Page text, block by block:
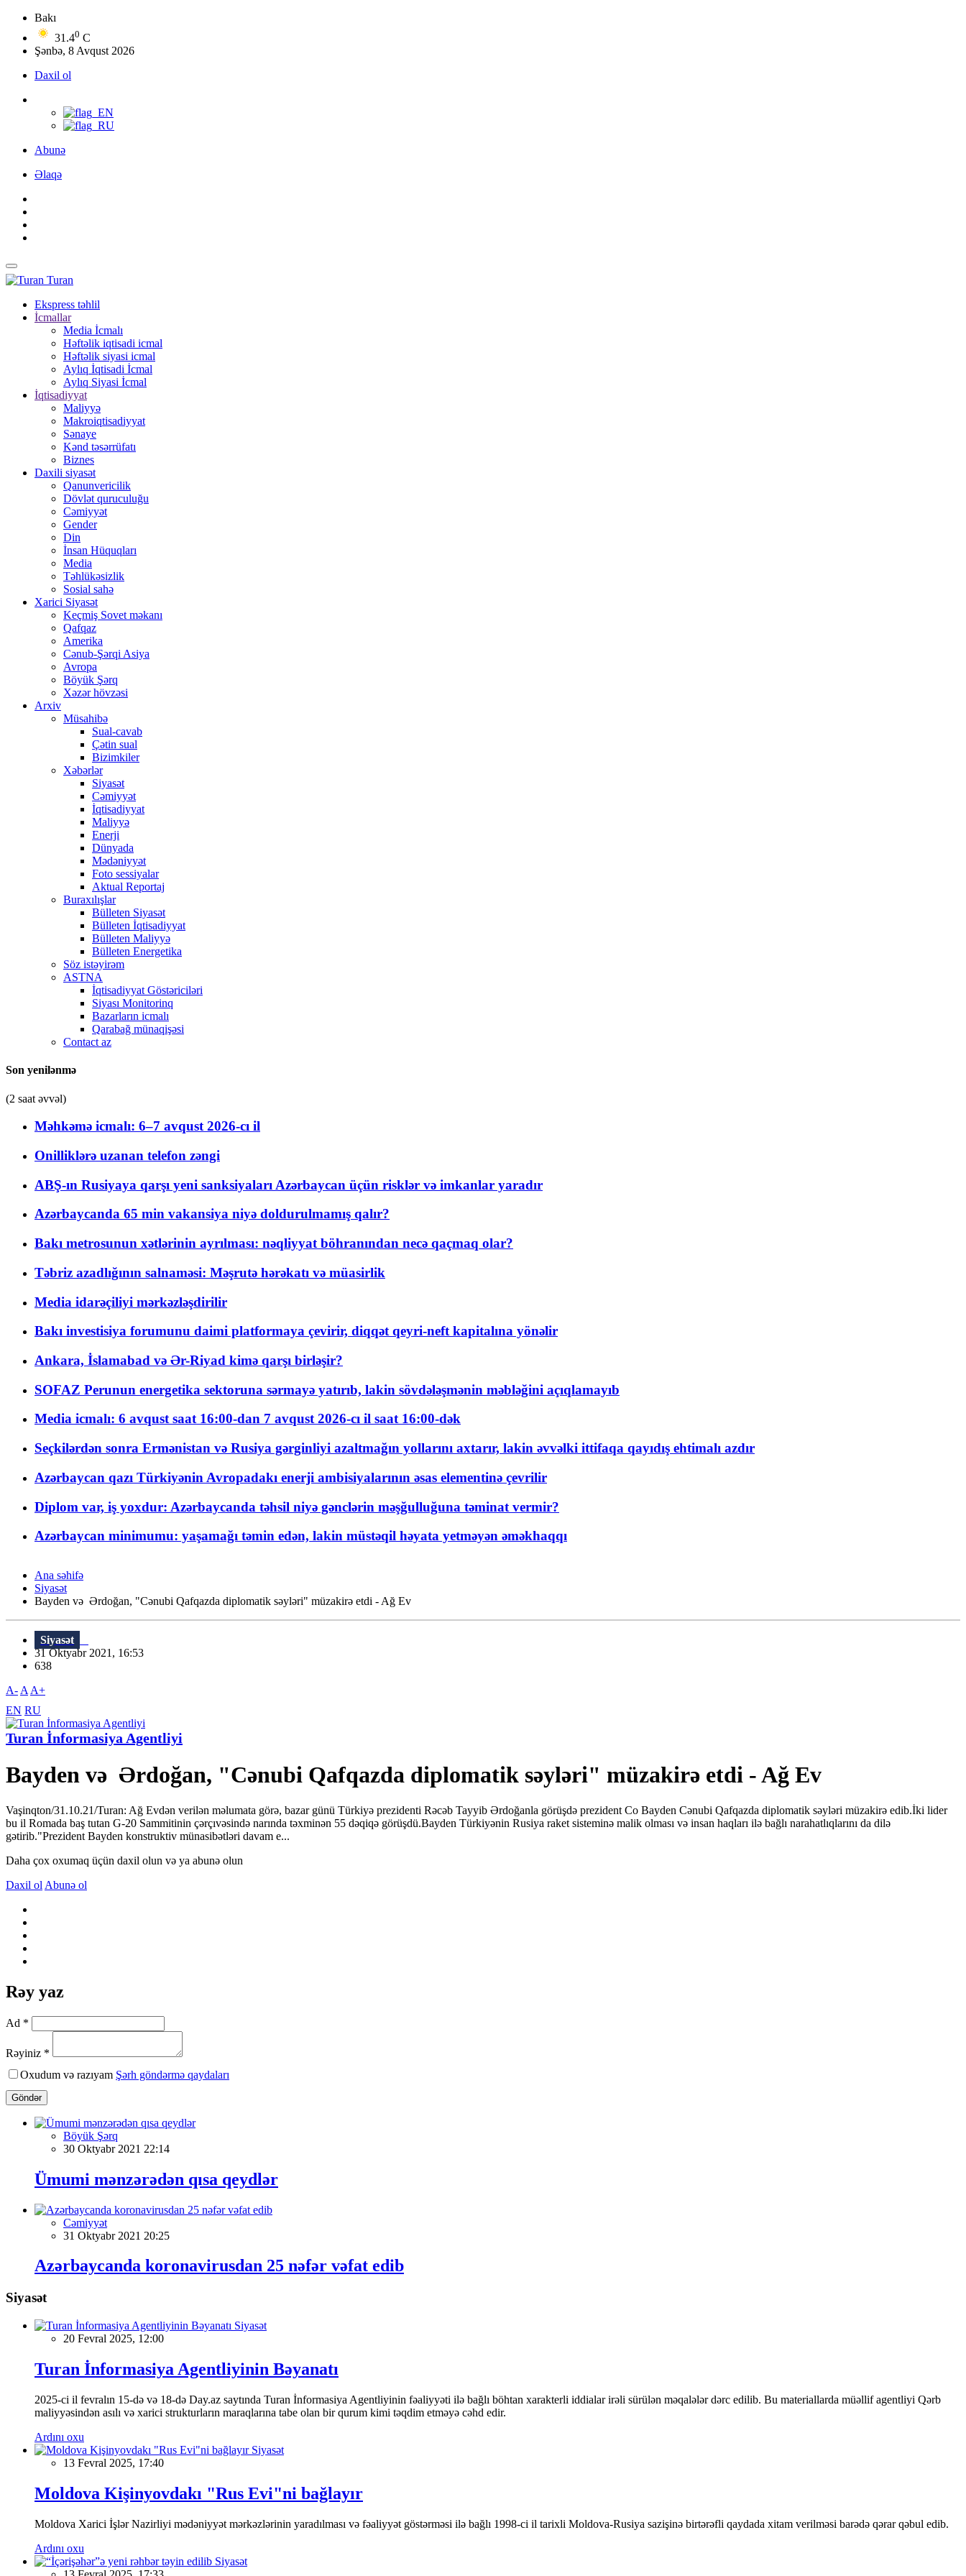
Bakı
31.40 C
Şənbə, 8 Avqust 2026
Daxil ol
Abunə
Əlaqə
Turan
Ekspress təhlil
İcmallar
Media İcmalı
Həftəlik iqtisadi icmal
Həftəlik siyasi icmal
Aylıq İqtisadi İcmal
Aylıq Siyasi İcmal
İqtisadiyyat
Maliyyə
Makroiqtisadiyyat
Sənaye
Kənd təsərrüfatı
Biznes
Daxili siyasət
Qanunvericilik
Dövlət quruculuğu
Cəmiyyət
Gender
Din
İnsan Hüquqları
Media
Təhlükəsizlik
Sosial sahə
Xarici Siyasət
Keçmiş Sovet məkanı
Qafqaz
Amerika
Cənub-Şərqi Asiya
Avropa
Böyük Şərq
Xəzər hövzəsi
Arxiv
Müsahibə
Sual-cavab
Çətin sual
Bizimkiler
Xəbərlər
Siyasət
Cəmiyyət
İqtisadiyyat
Maliyyə
Enerji
Dünyada
Mədəniyyət
Foto sessiyalar
Aktual Reportaj
Buraxılışlar
Bülleten Siyasət
Bülleten İqtisadiyyat
Bülleten Maliyyə
Bülleten Energetika
Söz istəyirəm
ASTNA
İqtisadiyyat Göstəriciləri
Siyası Monitorinq
Bazarların icmalı
Qarabağ münaqişəsi
Contact az
Son yenilənmə
(2 saat əvvəl)
Məhkəmə icmalı: 6–7 avqust 2026-cı il
Onilliklərə uzanan telefon zəngi
ABŞ-ın Rusiyaya qarşı yeni sanksiyaları Azərbaycan üçün risklər və imkanlar yaradır
Azərbaycanda 65 min vakansiya niyə doldurulmamış qalır?
Bakı metrosunun xətlərinin ayrılması: nəqliyyat böhranından necə qaçmaq olar?
Təbriz azadlığının salnaməsi: Məşrutə hərəkatı və müasirlik
Media idarəçiliyi mərkəzləşdirilir
Bakı investisiya forumunu daimi platformaya çevirir, diqqət qeyri-neft kapitalına yönəlir
Ankara, İslamabad və Ər-Riyad kimə qarşı birləşir?
SOFAZ Perunun energetika sektoruna sərmayə yatırıb, lakin sövdələşmənin məbləğini açıqlamayıb
Media icmalı: 6 avqust saat 16:00-dan 7 avqust 2026-cı il saat 16:00-dək
Seçkilərdən sonra Ermənistan və Rusiya gərginliyi azaltmağın yollarını axtarır, lakin əvvəlki ittifaqa qayıdış ehtimalı azdır
Azərbaycan qazı Türkiyənin Avropadakı enerji ambisiyalarının əsas elementinə çevrilir
Diplom var, iş yoxdur: Azərbaycanda təhsil niyə gənclərin məşğulluğuna təminat vermir?
Azərbaycan minimumu: yaşamağı təmin edən, lakin müstəqil həyata yetməyən əməkhaqqı
Ana səhifə
Siyasət
Bayden və Ərdoğan, "Cənubi Qafqazda diplomatik səyləri" müzakirə etdi - Ağ Ev
Siyasət
31 Oktyabr 2021, 16:53
638
A- A A+
EN RU
Turan İnformasiya Agentliyi
Bayden və Ərdoğan, "Cənubi Qafqazda diplomatik səyləri" müzakirə etdi - Ağ Ev
Vaşinqton/31.10.21/Turan: Ağ Evdən verilən məlumata görə, bazar günü Türkiyə prezidenti Rəcəb Tayyib Ərdoğanla görüşdə prezident Co Bayden Cənubi Qafqazda diplomatik səyləri müzakirə edib.İki lider
bu il Romada baş tutan G-20 Sammitinin çərçıvəsində narında təxminən 55 dəqiqə görüşdü.Bayden Türkiyənin Rusiya raket sisteminə malik olması və insan haqları ilə bağlı narahatlıqlarını da dilə
gətirib."Prezident Bayden konstruktiv münasibətləri davam e...
Daha çox oxumaq üçün daxil olun və ya abunə olun
Daxil ol Abunə ol
Rəy yaz
Ad *
Rəyiniz *
Oxudum və razıyam Şərh göndərmə qaydaları
Göndər
Böyük Şərq
30 Oktyabr 2021 22:14
Ümumi mənzərədən qısa qeydlər
Cəmiyyət
31 Oktyabr 2021 20:25
Azərbaycanda koronavirusdan 25 nəfər vəfat edib
Siyasət
Siyasət
20 Fevral 2025, 12:00
Turan İnformasiya Agentliyinin Bəyanatı
2025-ci il fevralın 15-də və 18-də Day.az saytında Turan İnformasiya Agentliyinin fəaliyyəti ilə bağlı böhtan xarakterli iddialar irəli sürülən məqalələr dərc edilib. Bu materiallarda müəllif agentliyi Qərb
maliyyəsindən asılı və xarici strukturların maraqlarına tabe olan bir qurum kimi təqdim etməyə cəhd edir.
Ardını oxu
Siyasət
13 Fevral 2025, 17:40
Moldova Kişinyovdakı "Rus Evi"ni bağlayır
Moldova Xarici İşlər Nazirliyi mədəniyyət mərkəzlərinin yaradılması və fəaliyyət göstərməsi ilə bağlı 1998-ci il tarixli Moldova-Rusiya sazişinə birtərəfli qaydada xitam verilməsi barədə qərar qəbul edib.
Ardını oxu
Siyasət